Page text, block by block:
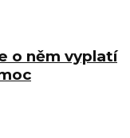
o něm vyplatí